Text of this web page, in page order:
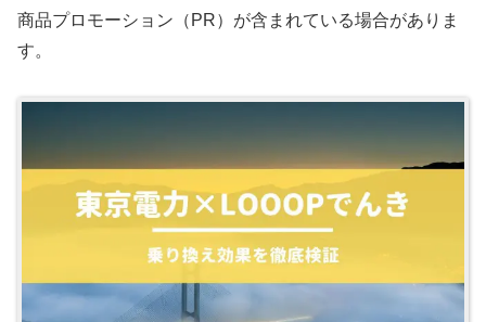
商品プロモーション（PR）が含まれている場合がありま
す。